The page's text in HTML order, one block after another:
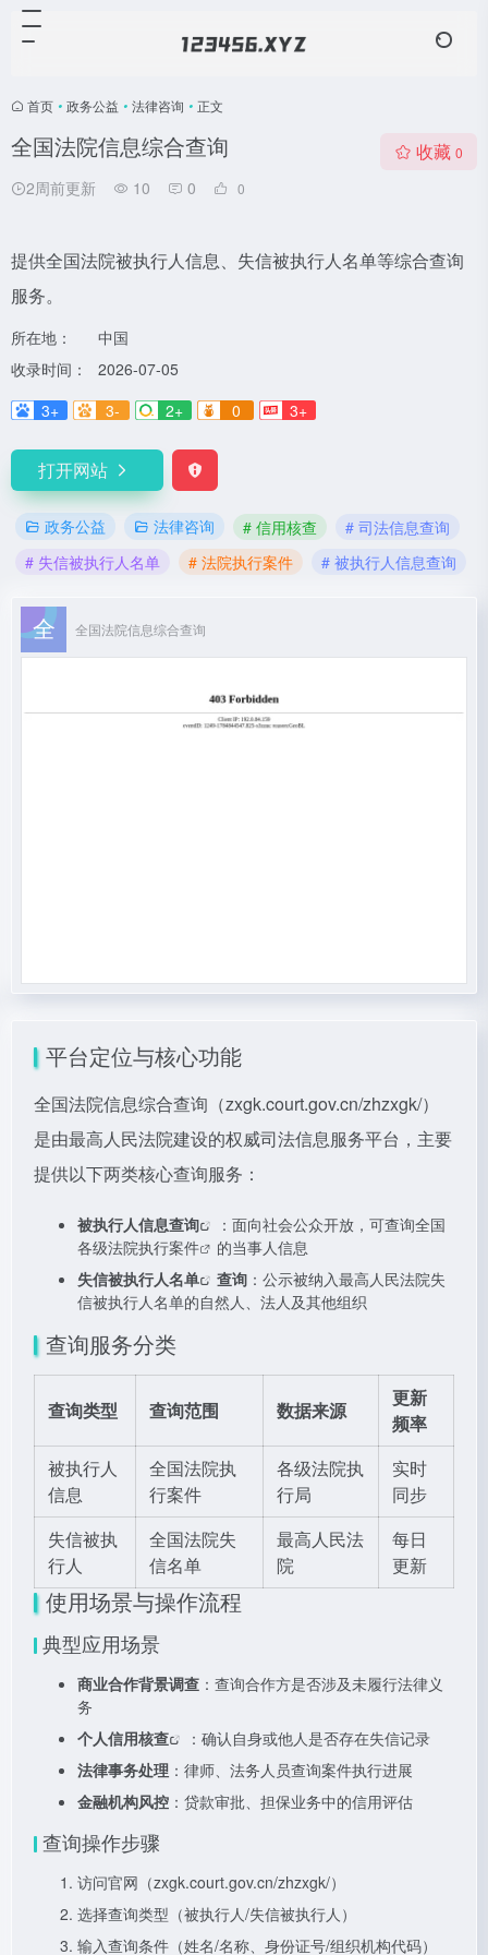
首页 • 政务公益 • 法律咨询 • 正文
全国法院信息综合查询
2周前更新 10 0 0
收藏 0
提供全国法院被执行人信息、失信被执行人名单等综合查询
服务。
所在地：
中国
收录时间：
2026-07-05
3+
3- 2+ 0 3+
打开网站
政务公益 法律咨询 # 信用核查
# 司法信息查询
# 失信被执行人名单
# 法院执行案件 # 被执行人信息查询
全国法院信息综合查询
平台定位与核心功能
全国法院信息综合查询（zxgk.court.gov.cn/zhzxgk/）
是由最高人民法院建设的权威司法信息服务平台，主要
提供以下两类核心查询服务：
被执行人信息查询
：面向社会公众开放，可查询全国
各级法院执行案件
的当事人信息
失信被执行人名单
查询 ：公示被纳入最高人民法院失
信被执行人名单的自然人、法人及其他组织
查询服务分类
查询类型 查询范围 数据来源
更新
频率
被执行人
信息
全国法院执
行案件
各级法院执
行局
实时
同步
失信被执
行人
全国法院失
信名单
最高人民法
院
每日
更新
使用场景与操作流程
典型应用场景
商业合作背景调查 ：查询合作方是否涉及未履行法律义
务
个人信用核查
：确认自身或他人是否存在失信记录
法律事务处理 ：律师、法务人员查询案件执行进展
金融机构风控 ：贷款审批、担保业务中的信用评估
查询操作步骤
访问官网（zxgk.court.gov.cn/zhzxgk/）
选择查询类型（被执行人/失信被执行人）
输入查询条件（姓名/名称、身份证号/组织机构代码）